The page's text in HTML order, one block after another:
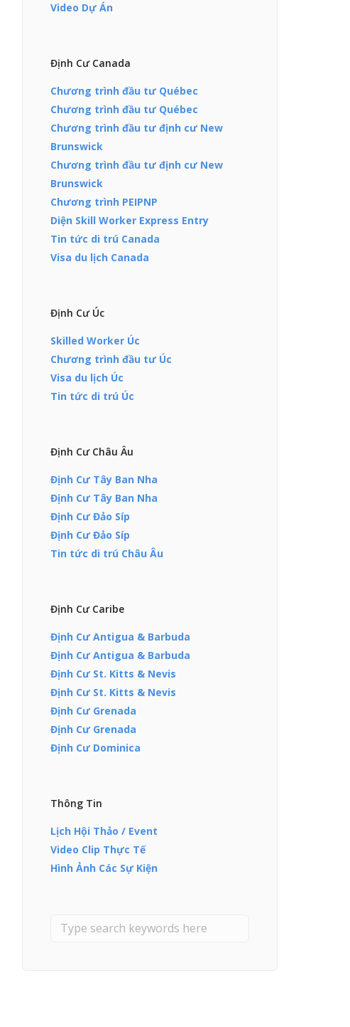
Video Dự Án
Định Cư Canada
Chương trình đầu tư Québec
Chương trình đầu tư Québec
Chương trình đầu tư định cư New
Brunswick
Chương trình đầu tư định cư New
Brunswick
Chương trình PEIPNP
Diện Skill Worker Express Entry
Tin tức di trú Canada
Visa du lịch Canada
Định Cư Úc
Skilled Worker Úc
Chương trình đầu tư Úc
Visa du lịch Úc
Tin tức di trú Úc
Định Cư Châu Âu
Định Cư Tây Ban Nha
Định Cư Tây Ban Nha
Định Cư Đảo Síp
Định Cư Đảo Síp
Tin tức di trú Châu Âu
Định Cư Caribe
Định Cư Antigua & Barbuda
Định Cư Antigua & Barbuda
Định Cư St. Kitts & Nevis
Định Cư St. Kitts & Nevis
Định Cư Grenada
Định Cư Grenada
Định Cư Dominica
Thông Tin
Lịch Hội Thảo / Event
Video Clip Thực Tế
Hình Ảnh Các Sự Kiện